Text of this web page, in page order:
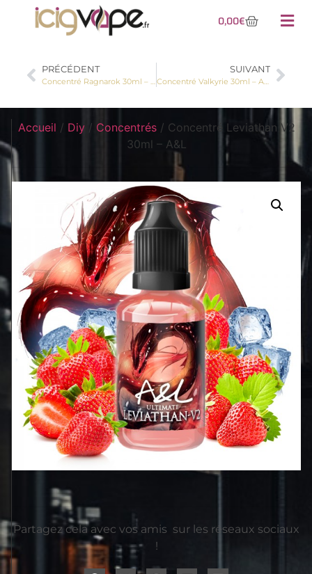
0,00€
PRÉCÉDENT
Concentré Ragnarok 30ml – A&L
SUIVANT
Concentré Valkyrie 30ml – A&L
Accueil / Diy/ Concentrés/ Concentré Leviathan V2
30ml – A&L
Partagez cela avec vos amis sur les réseaux sociaux
!